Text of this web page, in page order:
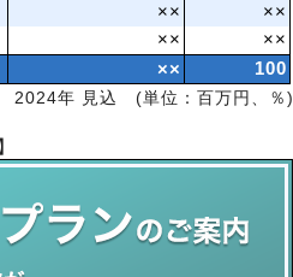
××
××
××
××
××
100
2024年 見込 (単位：百万円、％)